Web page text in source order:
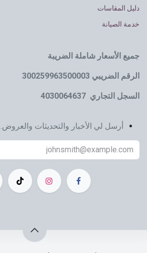
دليل المقاسات
خدمة الصيانة
جميع الأسعار شاملة الضريبة
الرقم الضريبي 300259963500003
السجل التجاري 4030064637
أرسل لي الأخبار والتحديثات والعروض.